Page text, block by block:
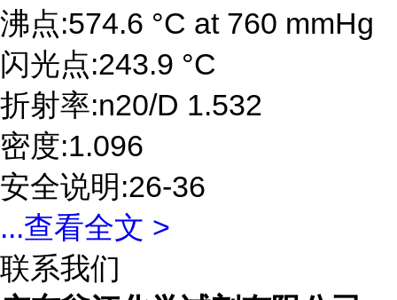
沸点:574.6 °C at 760 mmHg
闪光点:243.9 °C
折射率:n20/D 1.532
密度:1.096
安全说明:26-36
...查看全文 >
联系我们